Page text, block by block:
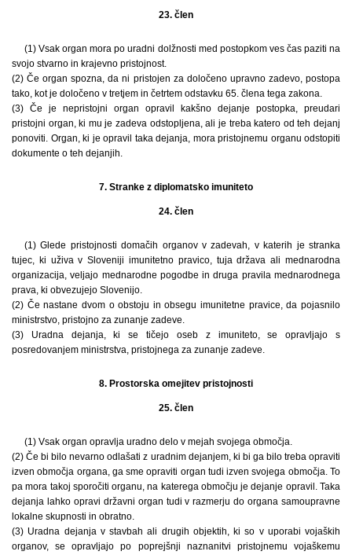
23. člen
(1) Vsak organ mora po uradni dolžnosti med postopkom ves čas paziti na
svojo stvarno in krajevno pristojnost.
(2) Če organ spozna, da ni pristojen za določeno upravno zadevo, postopa
tako, kot je določeno v tretjem in četrtem odstavku 65. člena tega zakona.
(3) Če je nepristojni organ opravil kakšno dejanje postopka, preudari
pristojni organ, ki mu je zadeva odstopljena, ali je treba katero od teh dejanj
ponoviti. Organ, ki je opravil taka dejanja, mora pristojnemu organu odstopiti
dokumente o teh dejanjih.
7. Stranke z diplomatsko imuniteto
24. člen
(1) Glede pristojnosti domačih organov v zadevah, v katerih je stranka
tujec, ki uživa v Sloveniji imunitetno pravico, tuja država ali mednarodna
organizacija, veljajo mednarodne pogodbe in druga pravila mednarodnega
prava, ki obvezujejo Slovenijo.
(2) Če nastane dvom o obstoju in obsegu imunitetne pravice, da pojasnilo
ministrstvo, pristojno za zunanje zadeve.
(3) Uradna dejanja, ki se tičejo oseb z imuniteto, se opravljajo s
posredovanjem ministrstva, pristojnega za zunanje zadeve.
8. Prostorska omejitev pristojnosti
25. člen
(1) Vsak organ opravlja uradno delo v mejah svojega območja.
(2) Če bi bilo nevarno odlašati z uradnim dejanjem, ki bi ga bilo treba opraviti
izven območja organa, ga sme opraviti organ tudi izven svojega območja. To
pa mora takoj sporočiti organu, na katerega območju je dejanje opravil. Taka
dejanja lahko opravi državni organ tudi v razmerju do organa samoupravne
lokalne skupnosti in obratno.
(3) Uradna dejanja v stavbah ali drugih objektih, ki so v uporabi vojaških
organov, se opravljajo po poprejšnji naznanitvi pristojnemu vojaškemu